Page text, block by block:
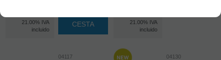
21.00% IVA
incluido
CESTA
21.00% IVA
incluido
04117 04130